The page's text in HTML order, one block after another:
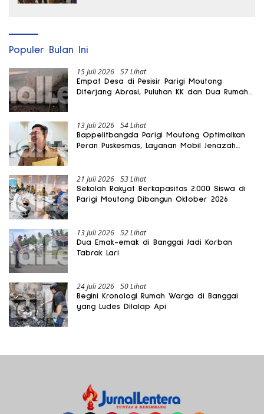
Populer Bulan Ini
15 Juli 2026 57 Lihat
Empat Desa di Pesisir Parigi Moutong
Diterjang Abrasi, Puluhan KK dan Dua Rumah
13 Juli 2026 54 Lihat
Bappelitbangda Parigi Moutong Optimalkan
Peran Puskesmas, Layanan Mobil Jenazah
21 Juli 2026 53 Lihat
Sekolah Rakyat Berkapasitas 2.000 Siswa di
Parigi Moutong Dibangun Oktober 2026
13 Juli 2026 52 Lihat
Dua Emak-emak di Banggai Jadi Korban
Tabrak Lari
24 Juli 2026 50 Lihat
Begini Kronologi Rumah Warga di Banggai
yang Ludes Dilalap Api